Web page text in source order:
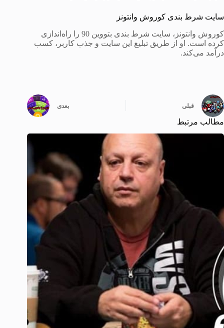
سایت شرط بندی کوروش وانتونز
کوروش وانتونز، سایت شرط بندی بتووین 90 را راه‌اندازی
کرده است. او از طریق تبلیغ این سایت و جذب کاربر، کسب
درآمد می‌کند.
قبلی بعدی
مطالب مرتبط